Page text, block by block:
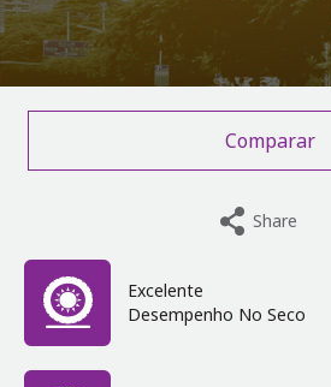
Comparar
Share
Excelente
Desempenho No Seco